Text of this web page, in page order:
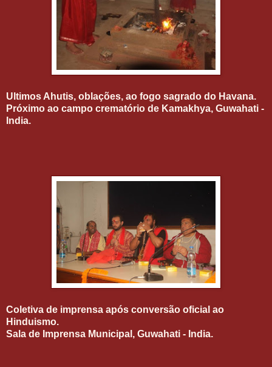
Ultimos Ahutis, oblações, ao fogo sagrado do Havana.
Próximo ao campo crematório de Kamakhya, Guwahati -
India.
Coletiva de imprensa após conversão oficial ao
Hinduismo.
Sala de Imprensa Municipal, Guwahati - India.